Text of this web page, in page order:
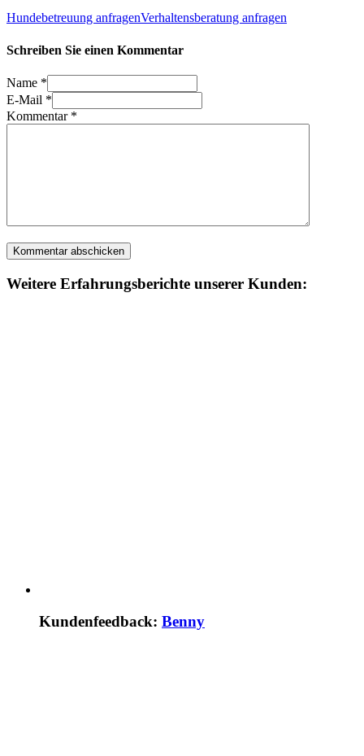
Hundebetreuung anfragenVerhaltensberatung anfragen
Schreiben Sie einen Kommentar
Name *
E-Mail *
Kommentar *
Weitere Erfahrungsberichte unserer Kunden:
Kundenfeedback: Benny